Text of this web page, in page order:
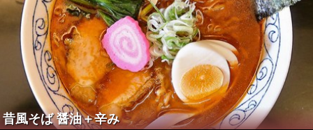
昔風そば 醤油＋辛み